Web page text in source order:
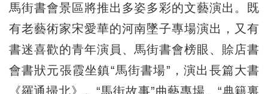
馬街書會景區將推出多姿多彩的文藝演出。既
有老藝術家宋愛華的河南墜子專場演出，又有
書迷喜歡的青年演員、馬街書會榜眼、賒店書
會書狀元張霞坐鎮“馬街書場”，演出長篇大書
《羅通掃北》。“馬街故事”曲藝專場、“典籍裏